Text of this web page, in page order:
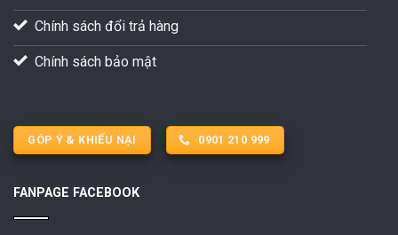
Chính sách đổi trả hàng
Chính sách bảo mật
GÓP Ý & KHIẾU NẠI 0901 210 999
FANPAGE FACEBOOK